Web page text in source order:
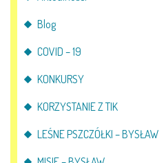
Blog
COVID – 19
KONKURSY
KORZYSTANIE Z TIK
LEŚNE PSZCZÓŁKI – BYSŁAW